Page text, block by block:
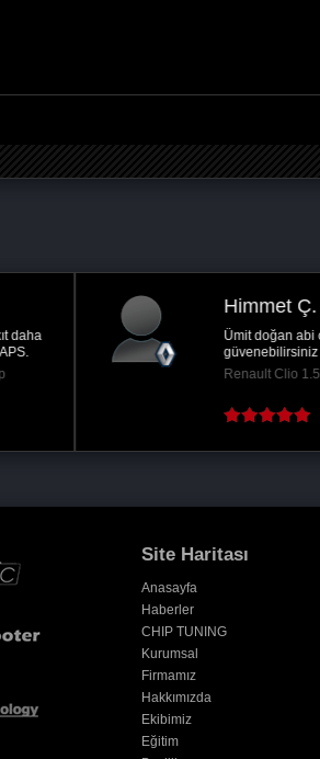
Ankara
doğan abi oldukdan sonra her türlü
bu zamana kadar ümit abiyle...
Clio 1.5 DCi - 90Hp @115 Hp
( Devamını oku )
Site Haritası
Anasayfa
Haberler
CHIP TUNING
Kurumsal
Firmamız
Hakkımızda
Ekibimiz
Eğitim